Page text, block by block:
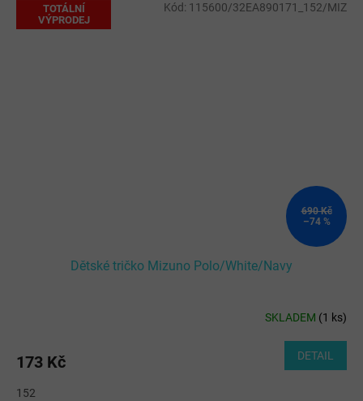
TOTÁLNÍ
VÝPRODEJ
690 Kč
–74 %
Dětské tričko Mizuno Polo/White/Navy
SKLADEM (1 ks)
173 Kč DETAIL
152
Kód: 115600/32EA890171_152/MIZ